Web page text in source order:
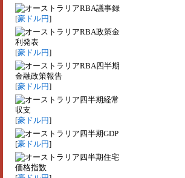
RBA議事録
[豪ドル円]
RBA政策金
利発表
[豪ドル円]
RBA四半期
金融政策報告
[豪ドル円]
四半期経常
収支
[豪ドル円]
四半期GDP
[豪ドル円]
四半期住宅
価格指数